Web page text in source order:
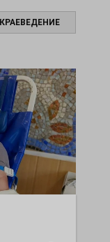
КРАЕВЕДЕНИЕ